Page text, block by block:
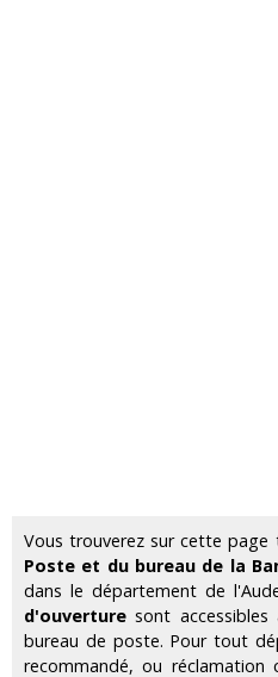
Vous trouverez sur cette
Poste et du bureau de la
dans le département de
d'ouverture sont
bureau de poste. Pour tout
recommandé, ou réclamation